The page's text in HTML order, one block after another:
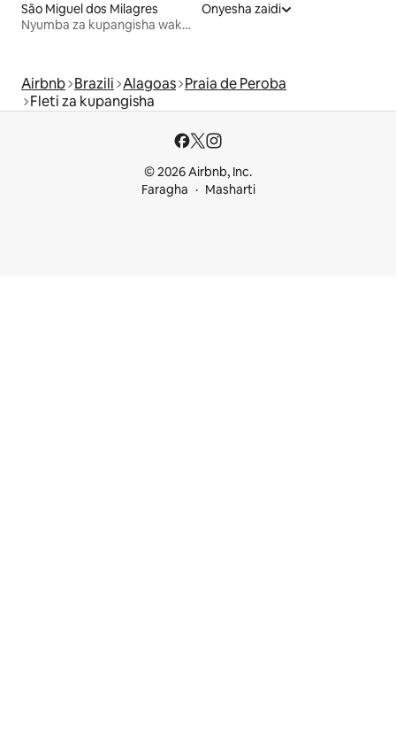
São Miguel dos Milagres
Nyumba za kupangisha wakati wa likizo
Onyesha zaidi
Airbnb Brazili Alagoas Praia de Peroba
Fleti za kupangisha
© 2026 Airbnb, Inc.
Faragha
Masharti